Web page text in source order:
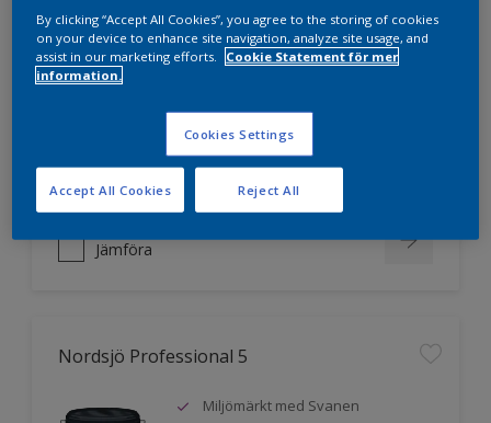
Nordsjö Professional 3
Extra hög täckförmåga
För puts, betong, lättbetong,
byggplattor av olika slag,
glasfiberväv mm.
Jämföra
Nordsjö Professional 5
Miljömärkt med Svanen
By clicking “Accept All Cookies”, you agree to the storing of cookies
on your device to enhance site navigation, analyze site usage, and
assist in our marketing efforts.
Cookie Statement för mer
information.
Cookies Settings
Reject All
Accept All Cookies